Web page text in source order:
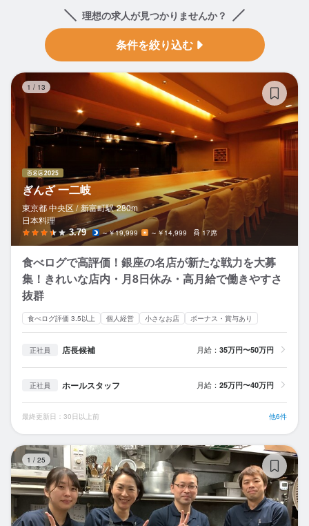
理想の求人が見つかりませんか？
条件を絞り込む
1 / 13
ぎんざ 一二岐
東京都 中央区 / 新富町駅 280m
日本料理
3.79 ～￥19,999 ～￥14,999 17席
食べログで高評価！銀座の名店が新たな戦力を大募
集！きれいな店内・月8日休み・高月給で働きやすさ
抜群
食べログ評価 3.5以上 個人経営 小さなお店 ボーナス・賞与あり
正社員 店長候補 月給： 35万円〜50万円
正社員 ホールスタッフ 月給： 25万円〜40万円
最終更新日：30日以上前 他6件
1 / 25